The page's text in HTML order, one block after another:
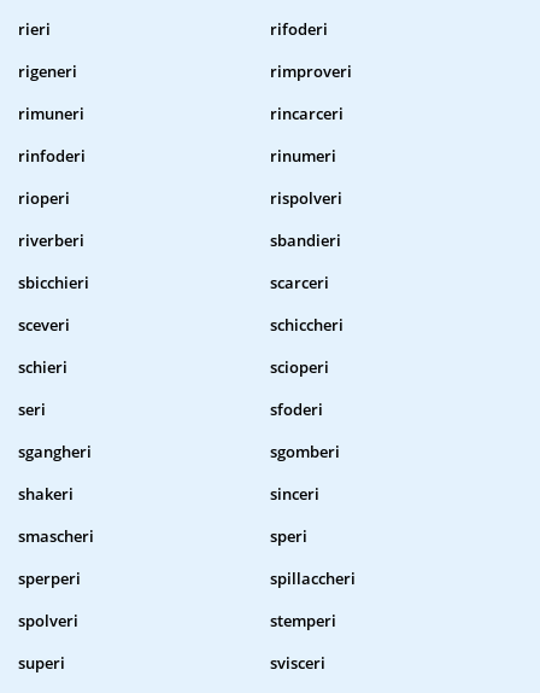
rieri
rifoderi
rigeneri
rimproveri
rimuneri
rincarceri
rinfoderi
rinumeri
rioperi
rispolveri
riverberi
sbandieri
sbicchieri
scarceri
sceveri
schiccheri
schieri
scioperi
seri
sfoderi
sgangheri
sgomberi
shakeri
sinceri
smascheri
speri
sperperi
spillaccheri
spolveri
stemperi
superi
svisceri